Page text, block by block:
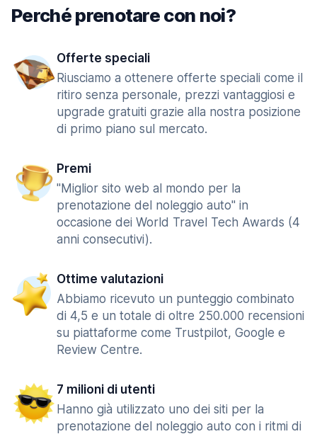
Perché prenotare con noi?
Offerte speciali
Riusciamo a ottenere offerte speciali come il
ritiro senza personale, prezzi vantaggiosi e
upgrade gratuiti grazie alla nostra posizione
di primo piano sul mercato.
Premi
"Miglior sito web al mondo per la
prenotazione del noleggio auto" in
occasione dei World Travel Tech Awards (4
anni consecutivi).
Ottime valutazioni
Abbiamo ricevuto un punteggio combinato
di 4,5 e un totale di oltre 250.000 recensioni
su piattaforme come Trustpilot, Google e
Review Centre.
7 milioni di utenti
Hanno già utilizzato uno dei siti per la
prenotazione del noleggio auto con i ritmi di